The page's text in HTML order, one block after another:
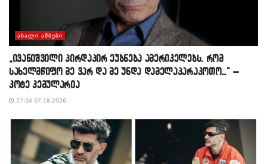
ᲐᲮᲐᲚᲘ ᲐᲛᲑᲔᲑᲘ
„ივანიშვილი პირდაპირ ეუბნება ამერიკელებს, რომ
სახელმწიფო მე ვარ და მე უნდა დამელაპარაკოთო…“ –
კოტე კემულარია
17:04 07-18-2026